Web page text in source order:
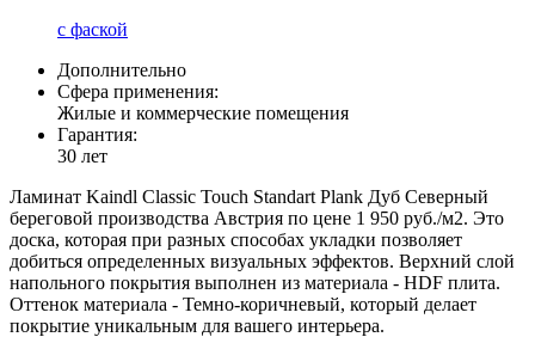
с фаской
Дополнительно
Сфера применения:
Жилые и коммерческие помещения
Гарантия:
30 лет
Ламинат Kaindl Classic Touch Standart Plank Дуб Северный
береговой производства Австрия по цене 1 950 руб./м2. Это
доска, которая при разных способах укладки позволяет
добиться определенных визуальных эффектов. Верхний слой
напольного покрытия выполнен из материала - HDF плита.
Оттенок материала - Темно-коричневый, который делает
покрытие уникальным для вашего интерьера.